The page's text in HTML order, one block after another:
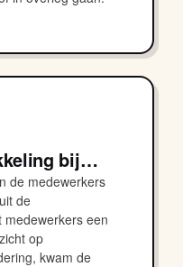
bij…
de medewerkers
de
een
op
kwam de